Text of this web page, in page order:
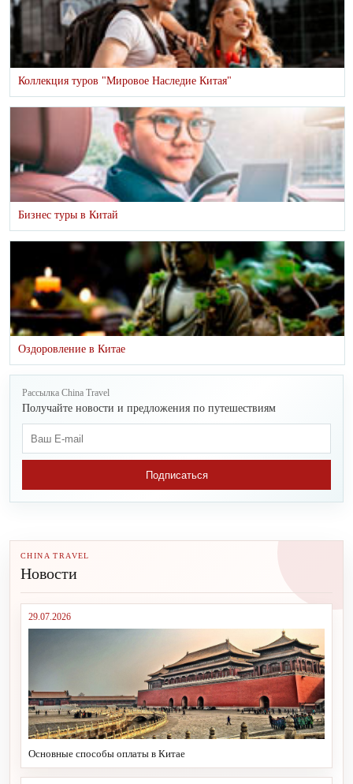
Коллекция туров "Мировое Наследие Китая"
Бизнес туры в Китай
Оздоровление в Китае
Рассылка China Travel
Получайте новости и предложения по путешествиям
Подписаться
CHINA TRAVEL
Новости
29.07.2026
Основные способы оплаты в Китае